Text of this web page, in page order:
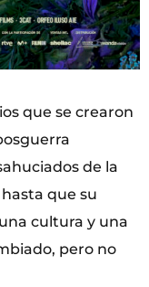
que se crearon
de la
que su
cultura y una
pero no